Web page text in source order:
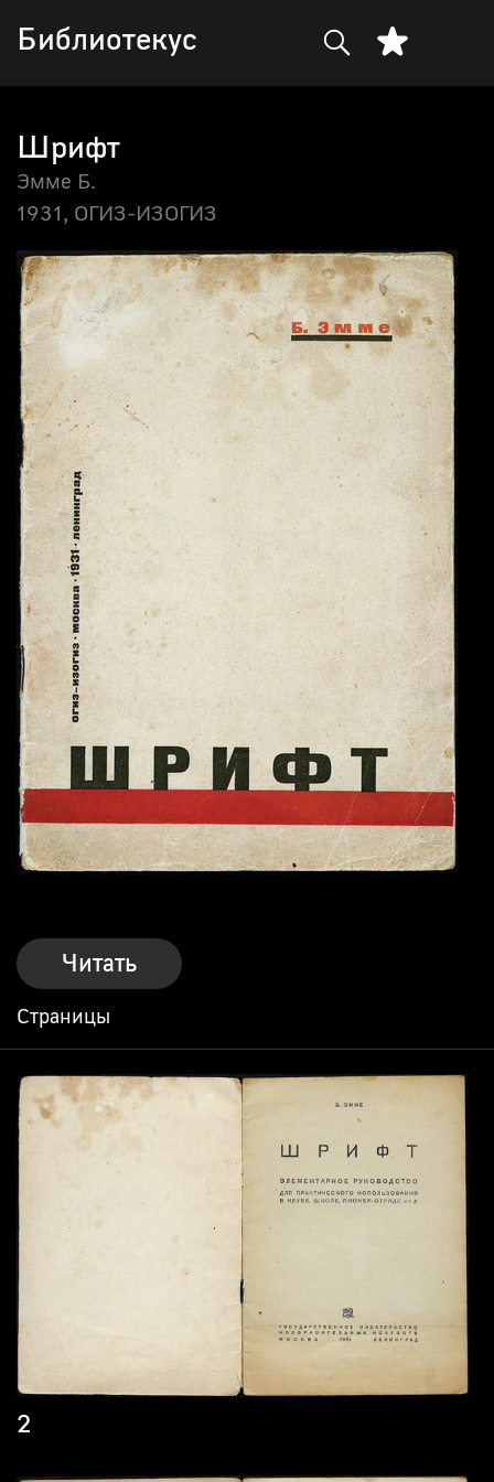
Библиотекус
Шрифт
Эмме Б.
1931, ОГИЗ-ИЗОГИЗ
Читать
Страницы
2